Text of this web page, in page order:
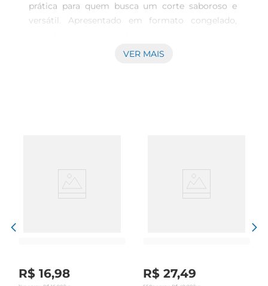
prática para quem busca um corte saboroso e
versátil. Apresentado em formato congelado,
suas características naturais, facilitando o
equilibrado que favorecem um cozimento
durante o preparo, contribuindo para uma
VER MAIS
R$ 16,98 R$ 27,49